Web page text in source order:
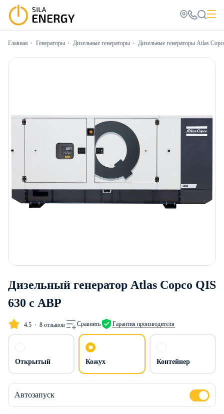
Главная Генераторы Дизельные генераторы Дизельные генераторы Atlas
Дизельный генератор Atlas Copco QIS
630 с АВР
4.5 8 отзывов Сравнить Гарантия производителя
Открытый Кожух Контейнер
Автозапуск